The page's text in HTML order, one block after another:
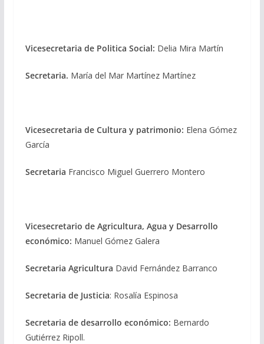
Vicesecretaria de Politica Social: Delia Mira Martín
Secretaria. María del Mar Martínez Martínez
Vicesecretaria de Cultura y patrimonio: Elena Gómez
García
Secretaria Francisco Miguel Guerrero Montero
Vicesecretario de Agricultura, Agua y Desarrollo
económico: Manuel Gómez Galera
Secretaria Agricultura David Fernández Barranco
Secretaria de Justicia: Rosalía Espinosa
Secretaria de desarrollo económico: Bernardo
Gutiérrez Ripoll.